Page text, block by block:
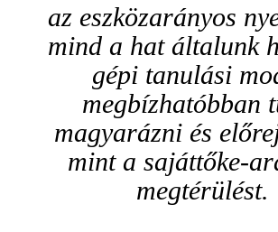
az eszközarányos
mind a hat általunk
gépi tanulási
megbízhatóbban
magyarázni és
mint a sajáttőke-
megtérülést.